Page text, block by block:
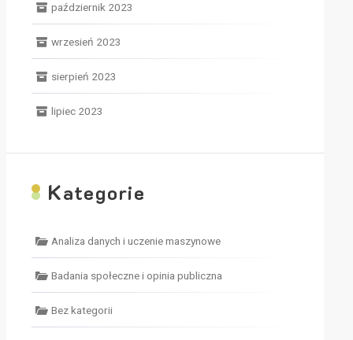
październik 2023
wrzesień 2023
sierpień 2023
lipiec 2023
Kategorie
Analiza danych i uczenie maszynowe
Badania społeczne i opinia publiczna
Bez kategorii